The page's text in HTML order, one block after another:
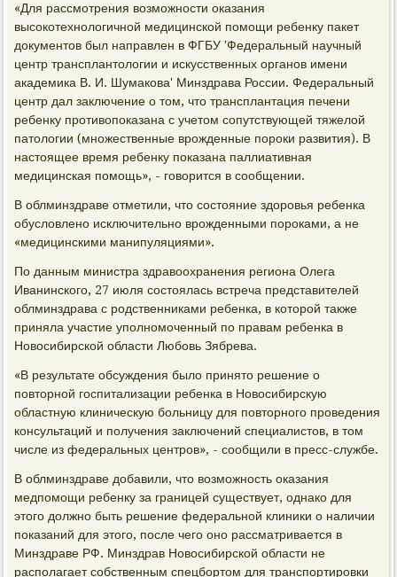
«Для рассмотрения возможности оказания
высокотехнологичной медицинской помощи ребенку пакет
документов был направлен в ФГБУ 'Федеральный научный
центр трансплантологии и искусственных органов имени
академика В. И. Шумакова' Минздрава России. Федеральный
центр дал заключение о том, что трансплантация печени
ребенку противопоказана с учетом сопутствующей тяжелой
патологии (множественные врожденные пороки развития). В
настоящее время ребенку показана паллиативная
медицинская помощь», - говорится в сообщении.
В облминздраве отметили, что состояние здоровья ребенка
обусловлено исключительно врожденными пороками, а не
«медицинскими манипуляциями».
По данным министра здравоохранения региона Олега
Иванинского, 27 июля состоялась встреча представителей
облминздрава с родственниками ребенка, в которой также
приняла участие уполномоченный по правам ребенка в
Новосибирской области Любовь Зябрева.
«В результате обсуждения было принято решение о
повторной госпитализации ребенка в Новосибирскую
областную клиническую больницу для повторного проведения
консультаций и получения заключений специалистов, в том
числе из федеральных центров», - сообщили в пресс-службе.
В облминздраве добавили, что возможность оказания
медпомощи ребенку за границей существует, однако для
этого должно быть решение федеральной клиники о наличии
показаний для этого, после чего оно рассматривается в
Минздраве РФ. Минздрав Новосибирской области не
располагает собственным спецбортом для транспортировки